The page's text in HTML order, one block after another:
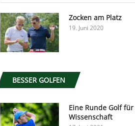
Zocken am Platz
19. Juni 2020
BESSER GOLFEN
Eine Runde Golf
Wissenschaft